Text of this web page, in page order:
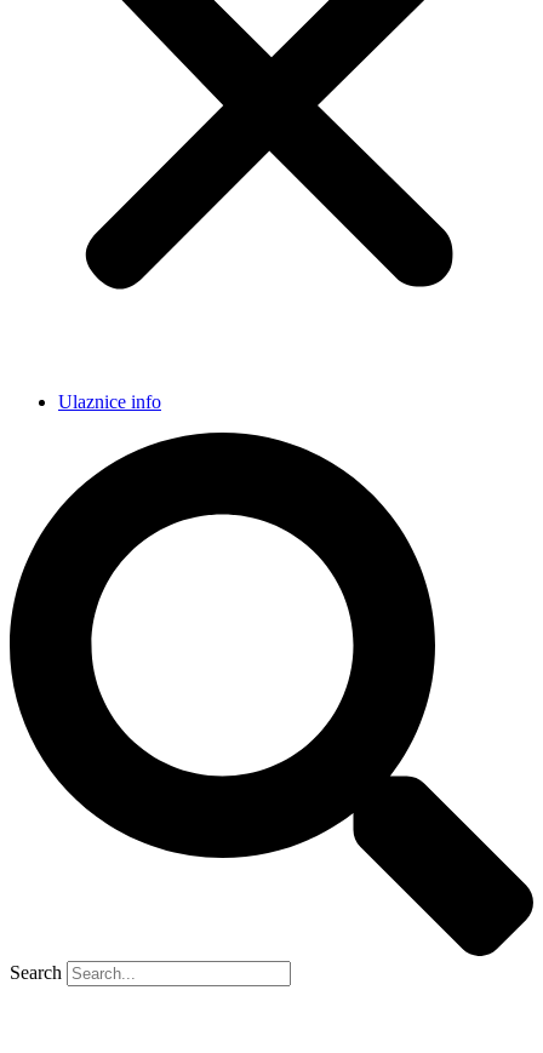
Ulaznice info
Search